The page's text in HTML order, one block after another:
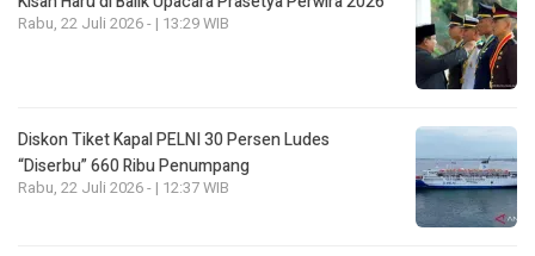
Rabu, 22 Juli 2026 - | 13:29 WIB
Diskon Tiket Kapal PELNI 30 Persen Ludes
“Diserbu” 660 Ribu Penumpang
Rabu, 22 Juli 2026 - | 12:37 WIB